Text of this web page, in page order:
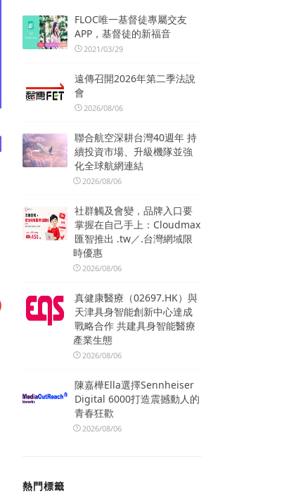
FLOC唯一基督徒專屬交友
APP，基督徒的新福音
2021/03/29
遠傳召開2026年第二季法說
會
2026/08/06
聯合航空深耕台灣40週年 持
續投資市場、升級機隊並強
化全球航網連結
2026/08/06
社群觸及會變，品牌入口要
掌握在自己手上：Cloudmax
匯智推出 .tw／.台灣網域限
時優惠
2026/08/06
真健康醫療（02697.HK）與
天津具身智能創新中心達成
戰略合作 共建具身智能醫療
產業生態
2026/08/06
陳嘉樺Ella選擇Sennheiser
Digital 6000打造震撼動人的
青春狂歡
2026/08/06
熱門標籤